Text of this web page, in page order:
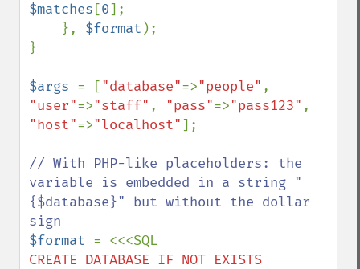
$matches [0];
    },
$format );
}
$args = ["database"=>"people"
"user"=>"staff" , "pass"=>"pass123"
"host"=>"localhost"];
// With PHP-like placeholders: the
variable is embedded in a string "
{$database}" but without the dollar
$format
CREATE DATABASE IF NOT EXISTS